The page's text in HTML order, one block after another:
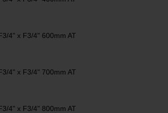
4" x F3/4" 600mm AT
4" x F3/4" 700mm AT
4" x F3/4" 800mm AT